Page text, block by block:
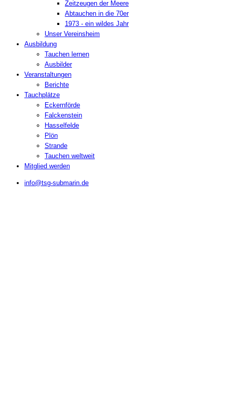
Zeitzeugen der Meere
Abtauchen in die 70er
1973 - ein wildes Jahr
Unser Vereinsheim
Ausbildung
Tauchen lernen
Ausbilder
Veranstaltungen
Berichte
Tauchplätze
Eckernförde
Falckenstein
Hasselfelde
Plön
Strande
Tauchen weltweit
Mitglied werden
info@tsg-submarin.de